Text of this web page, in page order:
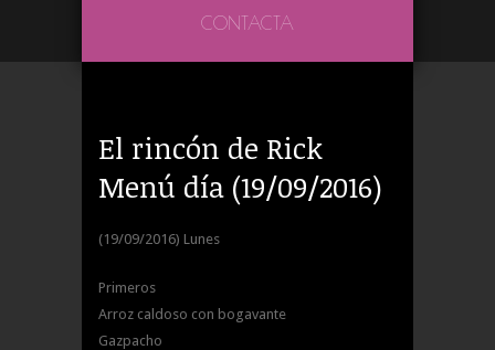
CONTACTA
El rincón de Rick
Menú día (19/09/2016)
(19/09/2016) Lunes
Primeros
Arroz caldoso con bogavante
Gazpacho